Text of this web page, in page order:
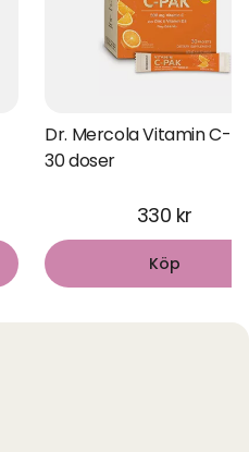
Dr. Mercola Vitamin C-
30 doser
330 kr
Köp